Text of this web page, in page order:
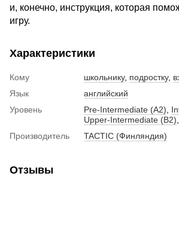
и, конечно, инструкция, которая
игру.
Характеристики
Кому школьнику, подростку,
Язык
английский
Уровень
Pre-Intermediate (A2)
Upper-Intermediate (B2)
Производитель
TACTIC (Финляндия)
Отзывы